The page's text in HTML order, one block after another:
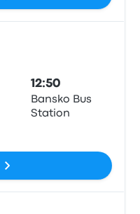
12:50
Bansko Bus
Station